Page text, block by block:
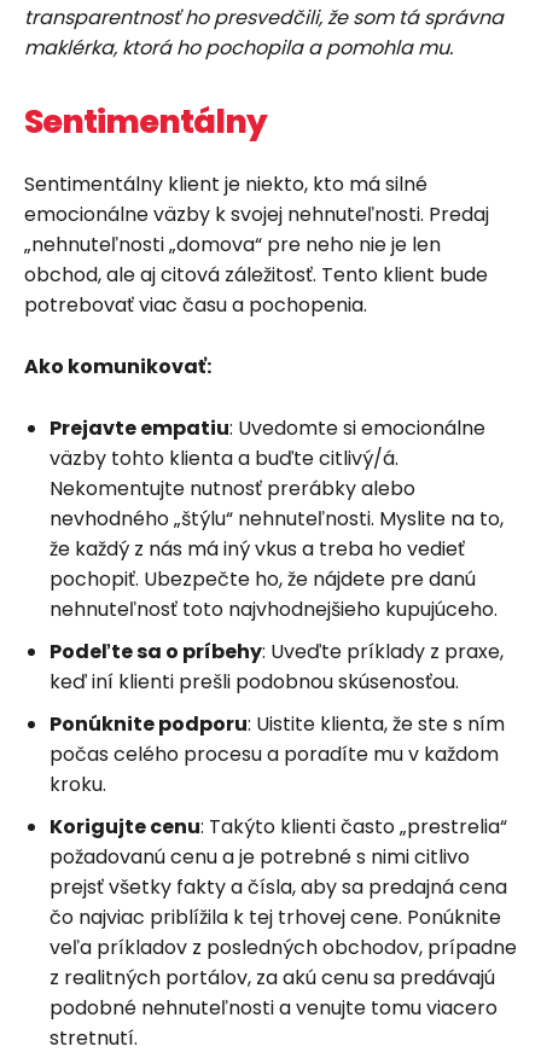
transparentnosť ho presvedčili, že som tá správna
maklérka, ktorá ho pochopila a pomohla mu.
Sentimentálny
Sentimentálny klient je niekto, kto má silné
emocionálne väzby k svojej nehnuteľnosti. Predaj
„nehnuteľnosti „domova“ pre neho nie je len
obchod, ale aj citová záležitosť. Tento klient bude
potrebovať viac času a pochopenia.
Ako komunikovať:
Prejavte empatiu: Uvedomte si emocionálne
väzby tohto klienta a buďte citlivý/á.
Nekomentujte nutnosť prerábky alebo
nevhodného „štýlu“ nehnuteľnosti. Myslite na to,
že každý z nás má iný vkus a treba ho vedieť
pochopiť. Ubezpečte ho, že nájdete pre danú
nehnuteľnosť toto najvhodnejšieho kupujúceho.
Podeľte sa o príbehy: Uveďte príklady z praxe,
keď iní klienti prešli podobnou skúsenosťou.
Ponúknite podporu: Uistite klienta, že ste s ním
počas celého procesu a poradíte mu v každom
kroku.
Korigujte cenu: Takýto klienti často „prestrelia“
požadovanú cenu a je potrebné s nimi citlivo
prejsť všetky fakty a čísla, aby sa predajná cena
čo najviac priblížila k tej trhovej cene. Ponúknite
veľa príkladov z posledných obchodov, prípadne
z realitných portálov, za akú cenu sa predávajú
podobné nehnuteľnosti a venujte tomu viacero
stretnutí.